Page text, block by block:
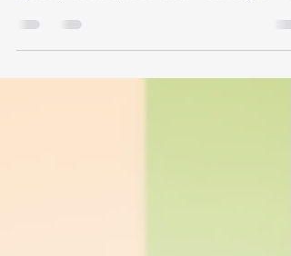
Estratégias Imediatas para Criar Empregos e
ações práticas que conectam educação viva,
inovação, regeneração econômica, cultura e